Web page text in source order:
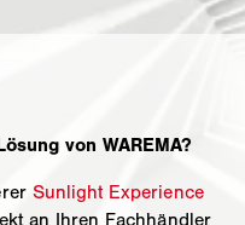
von WAREMA?
Sunlight Experience
an Ihren Fachhändler